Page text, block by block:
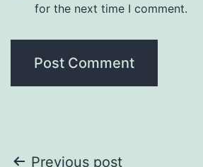
for the next time I comment.
Previous post